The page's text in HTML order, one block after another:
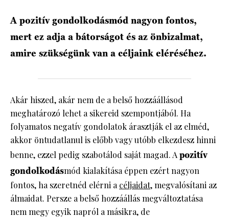
A pozitív gondolkodásmód nagyon fontos,
mert ez adja a bátorságot és az önbizalmat,
amire szükségünk van a céljaink eléréséhez.
Akár hiszed, akár nem de a belső hozzáállásod
meghatározó lehet a sikereid szempontjából. Ha
folyamatos negatív gondolatok árasztják el az elméd,
akkor öntudatlanul is előbb vagy utóbb elkezdesz hinni
benne, ezzel pedig szabotálod saját magad. Apozitív
gondolkodásmód kialakítása éppen ezért nagyon
fontos, ha szeretnéd elérni acéljaidat, megvalósítani az
álmaidat. Persze a belső hozzáállás megváltoztatása
nem megy egyik napról a másikra, de